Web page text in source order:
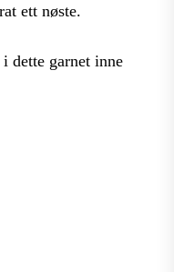
ett nøste.
dette garnet inne